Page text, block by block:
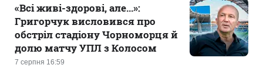
7 серпня 16:59
«Всі живі-здорові, але...»:
Григорчук висловився про
обстріл стадіону Чорноморця й
долю матчу УПЛ з Колосом